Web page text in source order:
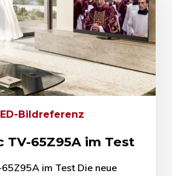
Bildreferenz
TV-65Z95A im Test
im Test Die neue